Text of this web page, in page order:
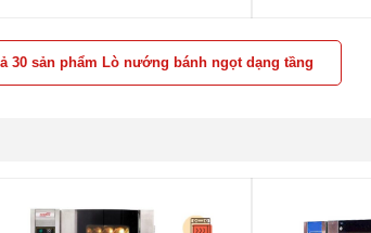
30 sản phẩm Lò nướng bánh ngọt dạng tầng